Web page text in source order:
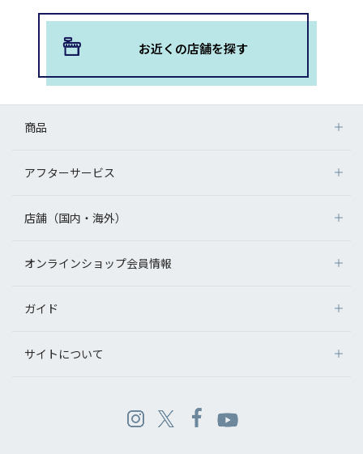
お近くの店舗を探す
商品
アフターサービス
店舗（国内・海外）
オンラインショップ会員情報
ガイド
サイトについて